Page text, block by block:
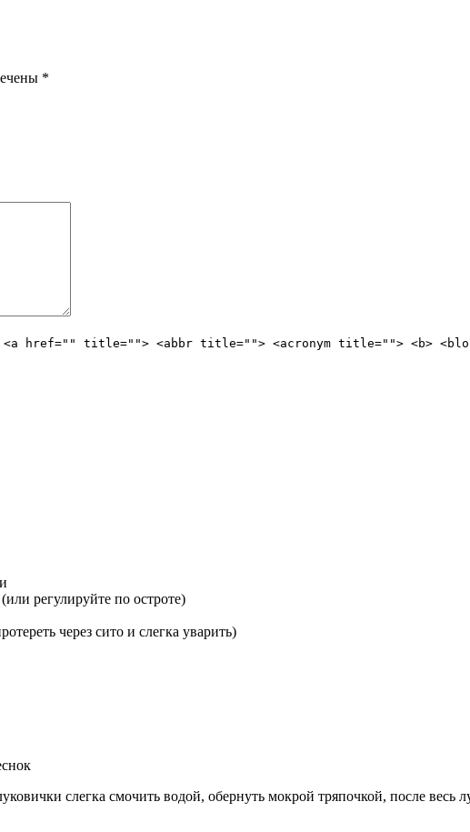
*
<a href="" title=""> <abbr title=""> <acronym title=""> <b>
регулируйте по остроте)
через сито и слегка уварить)
слегка смочить водой, обернуть мокрой тряпочкой, после весь